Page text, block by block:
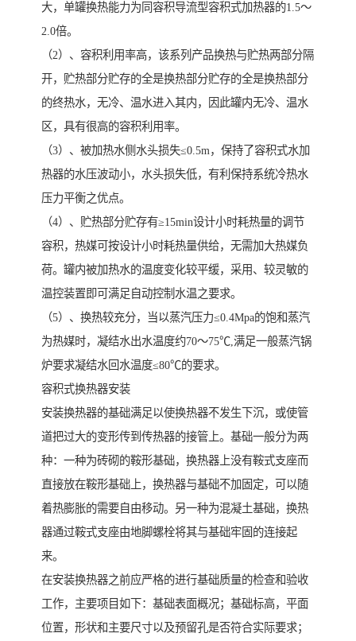
大，单罐换热能力为同容积导流型容积式加热器的1.5～
2.0倍。
（2）、容积利用率高，该系列产品换热与贮热两部分隔
开，贮热部分贮存的全是换热部分贮存的全是换热部分
的终热水，无冷、温水进入其内，因此罐内无冷、温水
区，具有很高的容积利用率。
（3）、被加热水侧水头损失≤0.5m，保持了容积式水加
热器的水压波动小，水头损失低，有利保持系统冷热水
压力平衡之优点。
（4）、贮热部分贮存有≥15min设计小时耗热量的调节
容积，热媒可按设计小时耗热量供给，无需加大热媒负
荷。罐内被加热水的温度变化较平缓，采用、较灵敏的
温控装置即可满足自动控制水温之要求。
（5）、换热较充分，当以蒸汽压力≤0.4Mpa的饱和蒸汽
为热媒时，凝结水出水温度约70～75℃,满足一般蒸汽锅
炉要求凝结水回水温度≤80℃的要求。
容积式换热器安装
安装换热器的基础满足以使换热器不发生下沉，或使管
道把过大的变形传到传热器的接管上。基础一般分为两
种：一种为砖砌的鞍形基础，换热器上没有鞍式支座而
直接放在鞍形基础上，换热器与基础不加固定，可以随
着热膨胀的需要自由移动。另一种为混凝土基础，换热
器通过鞍式支座由地脚螺栓将其与基础牢固的连接起
来。
在安装换热器之前应严格的进行基础质量的检查和验收
工作，主要项目如下：基础表面概况；基础标高，平面
位置，形状和主要尺寸以及预留孔是否符合实际要求；